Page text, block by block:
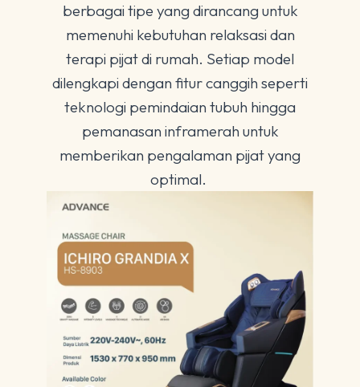
berbagai tipe yang dirancang untuk
memenuhi kebutuhan relaksasi dan
terapi pijat di rumah. Setiap model
dilengkapi dengan fitur canggih seperti
teknologi pemindaian tubuh hingga
pemanasan inframerah untuk
memberikan pengalaman pijat yang
optimal.